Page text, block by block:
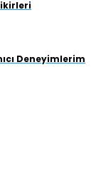
Deneyimlerim